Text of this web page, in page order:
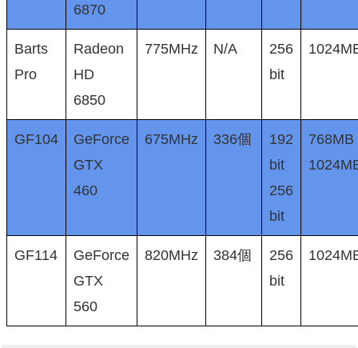
6870
Barts
Pro
Radeon
HD
6850
775MHz N/A
256
bit
GF104
GeForce
GTX
460
675MHz 336個
192
bit
256
bit
768MB
GF114
GeForce
GTX
560
820MHz 384個
256
bit